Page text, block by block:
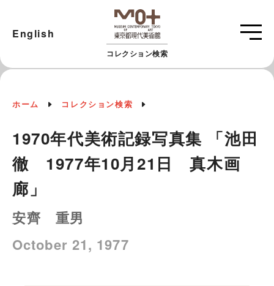
コレクション検索
English
ホーム コレクション検索
1970年代美術記録写真集 「池田
徹 1977年10月21日 真木画
廊」
安齊 重男
October 21, 1977